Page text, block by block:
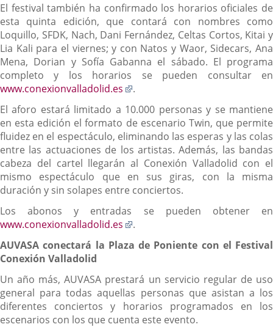
El festival también ha confirmado los horarios oficiales de
esta quinta edición, que contará con nombres como
Loquillo, SFDK, Nach, Dani Fernández, Celtas Cortos, Kitai y
Lia Kali para el viernes; y con Natos y Waor, Sidecars, Ana
Mena, Dorian y Sofía Gabanna el sábado. El programa
completo y los horarios se pueden consultar en
www.conexionvalladolid.es
Enlace
una
aplicación
externa.
.
El aforo estará limitado a 10.000 personas y se mantiene
en esta edición el formato de escenario Twin, que permite
fluidez en el espectáculo, eliminando las esperas y las colas
entre las actuaciones de los artistas. Además, las bandas
cabeza del cartel llegarán al Conexión Valladolid con el
mismo espectáculo que en sus giras, con la misma
duración y sin solapes entre conciertos.
Los abonos y entradas se pueden obtener en
www.conexionvalladolid.es
Enlace
una
externa.
.
AUVASA conectará la Plaza de Poniente con el Festival
Conexión Valladolid
Un año más, AUVASA prestará un servicio regular de uso
general para todas aquellas personas que asistan a los
diferentes conciertos y horarios programados en los
escenarios con los que cuenta este evento.